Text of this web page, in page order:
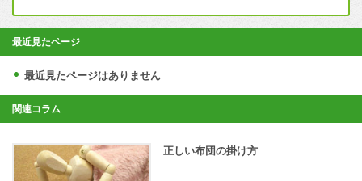
最近見たページ
最近見たページはありません
関連コラム
正しい布団の掛け方